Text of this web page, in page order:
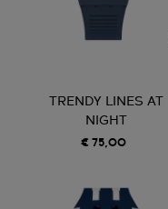
TRENDY LINES AT
NIGHT
€ 75,00